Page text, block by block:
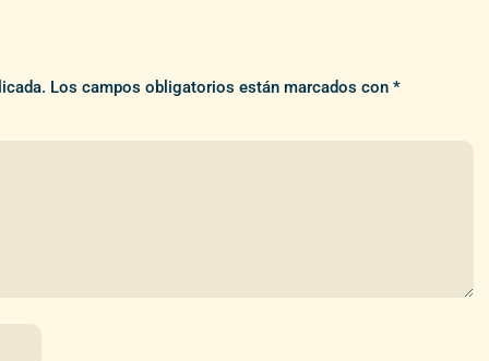
Los campos obligatorios están marcados con*